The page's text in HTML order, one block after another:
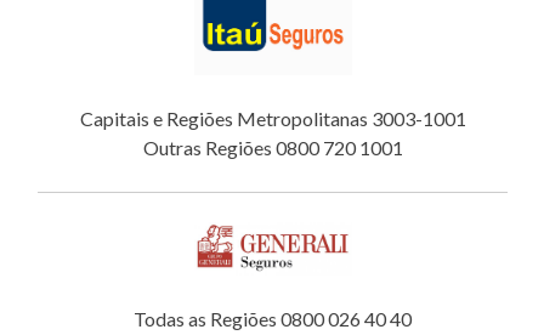
Capitais e Regiões Metropolitanas 3003-1001
Outras Regiões 0800 720 1001
Todas as Regiões 0800 026 40 40